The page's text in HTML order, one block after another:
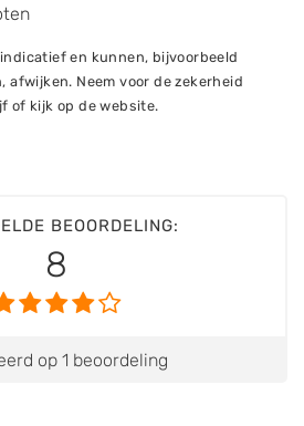
en kunnen, bijvoorbeeld
afwijken. Neem voor de zekerheid
of kijk op de website.
BEOORDELING:
8
op 1 beoordeling